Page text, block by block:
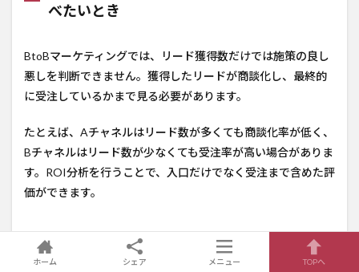
べたいとき
BtoBマーケティングでは、リード獲得数だけでは施策の良し
悪しを判断できません。獲得したリードが商談化し、最終的
に受注しているかまで見る必要があります。
たとえば、Aチャネルはリード数が多くても商談化率が低く、
Bチャネルはリード数が少なくても受注率が高い場合がありま
す。ROI分析を行うことで、入口だけでなく受注まで含めた評
価ができます。
3. ナーチャリングやリターゲティングの回数
ホーム シェア メニュー TOPへ